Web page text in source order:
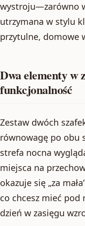
wystroju—zarówno
utrzymana w stylu
przytulne, domowe
Dwa elementy w
funkcjonalność
Zestaw dwóch
równowagę po obu
strefa nocna
miejsca na
okazuje się „za
co chcesz mieć pod
dzień w zasięgu